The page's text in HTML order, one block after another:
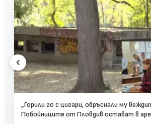
„Горили го с цигари, обръснали му
Побойниците от Пловдив остават в